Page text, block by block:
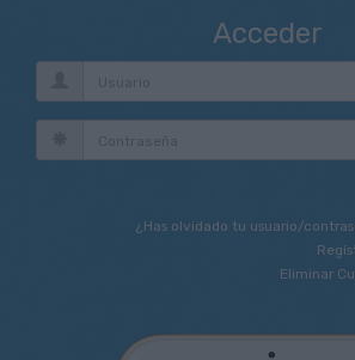
Acceder
¿Has olvidado tu usuario/
Eliminar